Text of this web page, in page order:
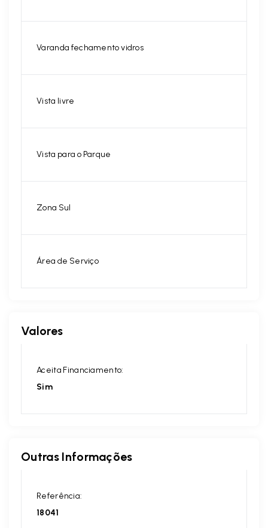
Varanda fechamento vidros
Vista livre
Vista para o Parque
Zona Sul
Área de Serviço
Valores
Aceita Financiamento:
Sim
Outras Informações
Referência:
18041